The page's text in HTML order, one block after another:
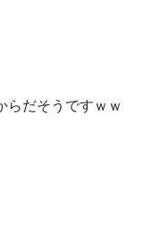
らだそうですｗｗ